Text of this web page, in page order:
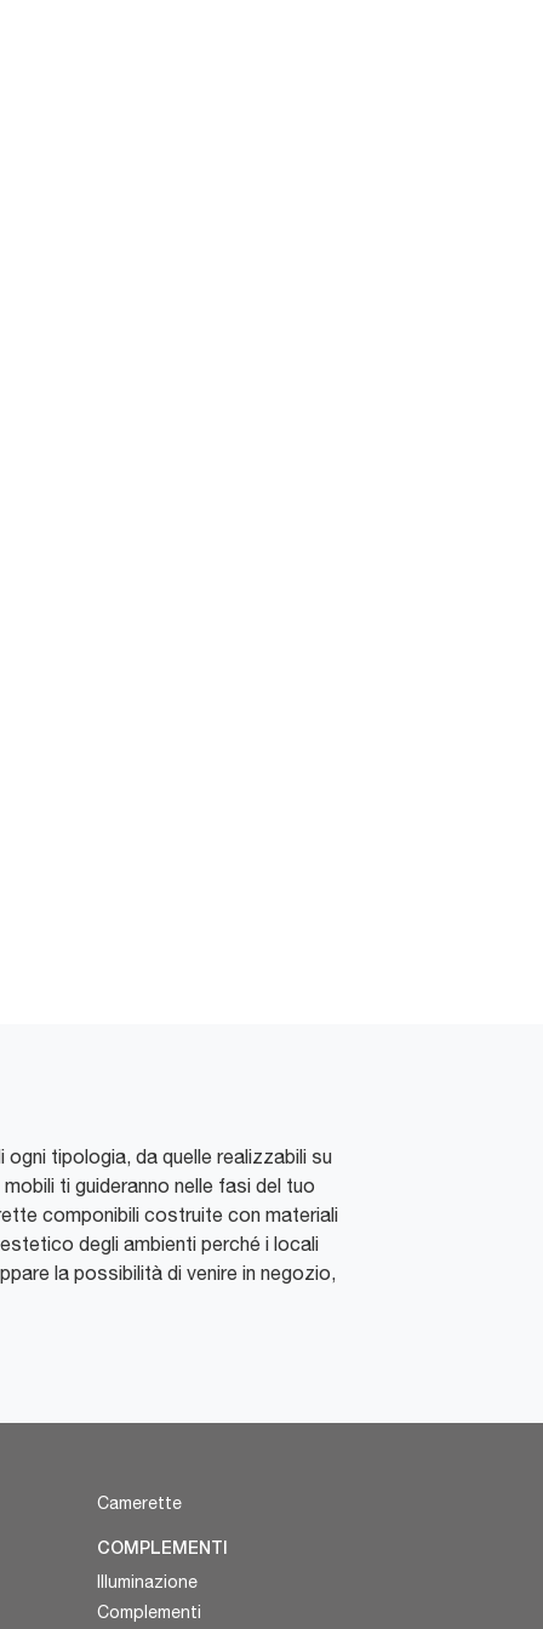
ogni tipologia, da quelle realizzabili su
ti guideranno nelle fasi del tuo
componibili costruite con materiali
degli ambienti perché i locali
la possibilità di venire in negozio,
Camerette
COMPLEMENTI
Illuminazione
Complementi